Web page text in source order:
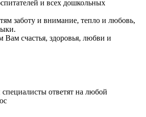
и всех дошкольных
заботу и внимание, тепло и любовь,
счастья, здоровья, любви и
ответят на любой